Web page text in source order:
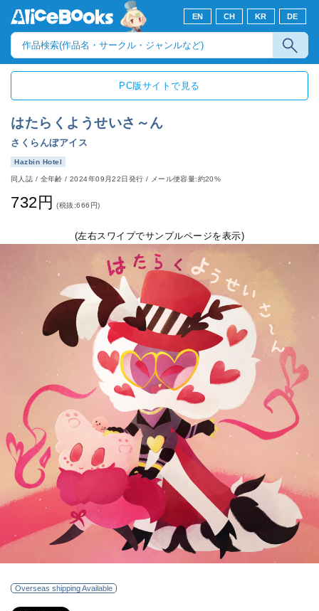
EN CH KR DE
PC版サイトで見る
はたらくようせいさ～ん
さくらんぼアイス
Hazbin Hotel
同人誌 / 全年齢/2024年09月22日発行 / メール便容量:約20%
732円 (税抜:666円)
(左右スワイプでサンプルページを表示)
Overseas shipping Available